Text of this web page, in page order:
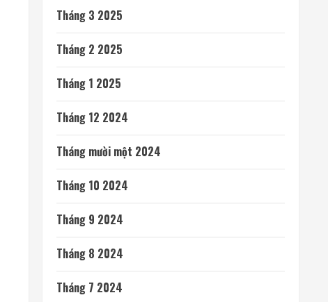
Tháng 3 2025
Tháng 2 2025
Tháng 1 2025
Tháng 12 2024
Tháng mười một 2024
Tháng 10 2024
Tháng 9 2024
Tháng 8 2024
Tháng 7 2024